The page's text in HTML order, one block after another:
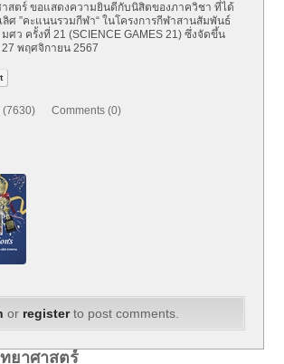
สตร์ ขอแสดงความยินดีกับนิสิตของภาควิชา ที่ได้
ลิศ ”คะแนนรวมกีฬา“ ในโครงการกีฬาสานสัมพันธ์
ศว ครั้งที่ 21 (SCIENCE GAMES 21) ซึ่งจัดขึ้น
พฤศจิกายน 2567
(7630) Comments (0)
or registerto post comments.
ยาศาสตร์